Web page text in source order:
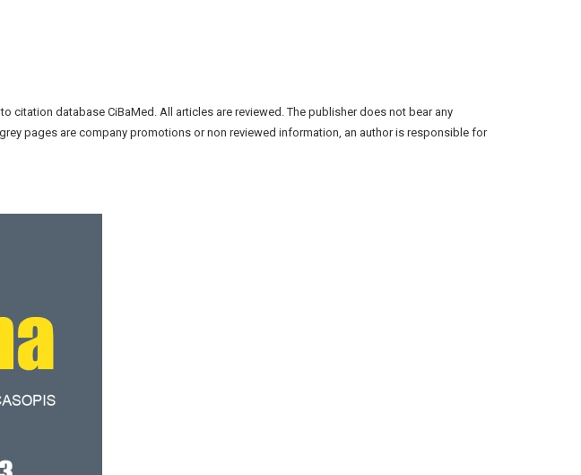
citation database CiBaMed. All articles are reviewed. The publisher does not bear any
pages are company promotions or non reviewed information, an author is responsible for